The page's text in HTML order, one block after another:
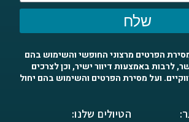
שלח
הפרטים מרצוני החופשי והשימוש בהם
לרבות באמצעות דיוור ישיר, וכן לצרכים
ועל מסירת הפרטים והשימוש בהם יחול
הטיולים שלנו: